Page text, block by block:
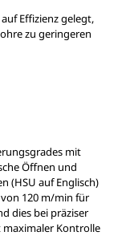
Effizienz gelegt,
zu geringeren
mit
Öffnen und
(HSU auf Englisch)
120 m/min für
dies bei präziser
maximaler Kontrolle